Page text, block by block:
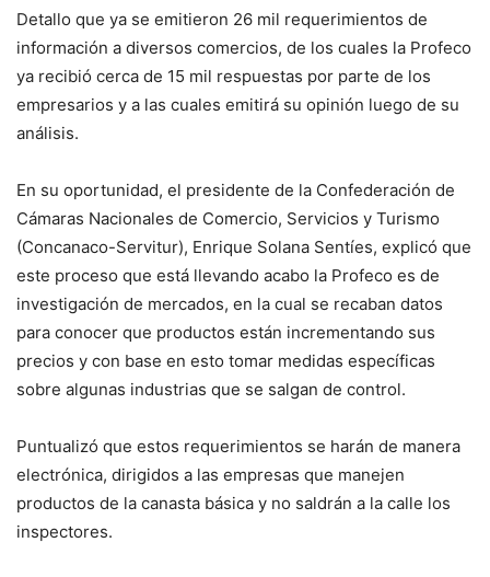
Detallo que ya se emitieron 26 mil requerimientos de
información a diversos comercios, de los cuales la Profeco
ya recibió cerca de 15 mil respuestas por parte de los
empresarios y a las cuales emitirá su opinión luego de su
análisis.
En su oportunidad, el presidente de la Confederación de
Cámaras Nacionales de Comercio, Servicios y Turismo
(Concanaco-Servitur), Enrique Solana Sentíes, explicó que
este proceso que está llevando acabo la Profeco es de
investigación de mercados, en la cual se recaban datos
para conocer que productos están incrementando sus
precios y con base en esto tomar medidas específicas
sobre algunas industrias que se salgan de control.
Puntualizó que estos requerimientos se harán de manera
electrónica, dirigidos a las empresas que manejen
productos de la canasta básica y no saldrán a la calle los
inspectores.